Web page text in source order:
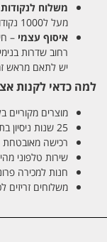
משלוח
מעל ל1000 נקודות ברחבי הארץ. זמן אספקה 5-8 ימי עסקים.
איסוף עצמי –
רחוב שדרות בנימין 10 נתניה/ רחוב פנקס 12 נתניה –
יש לתאם מראש זמן
למה כדאי לקנות
מוצרים מקוריים
25 שנות ניסיון בתחום מוצרי השיער והטיפוח
רכישה מאובטחת
שירות טלפוני
חנות למכירה
משלוחים זריזים